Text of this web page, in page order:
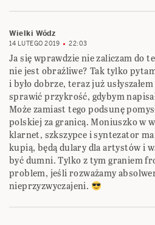
Wielki Wódz
14 LUTEGO 2019 22:03
Ja się wprawdzie nie zaliczam do
nie jest obraźliwe? Tak tylko
i było dobrze, teraz już
sprawić przykrość, gdybym
Może zamiast tego podsunę
polskiej za granicą. Moniuszko w
klarnet, szkszypce i syntezator
kupią, będą dulary dla artystów i
być dumni. Tylko z tym graniem
problem, jeśli rozważamy
nieprzyzwyczajeni.